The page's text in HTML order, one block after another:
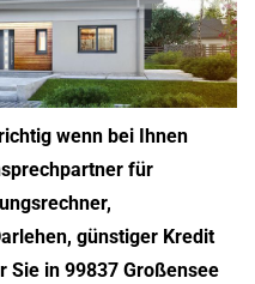
wenn bei Ihnen
für
günstiger Kredit
Sie in 99837 Großensee